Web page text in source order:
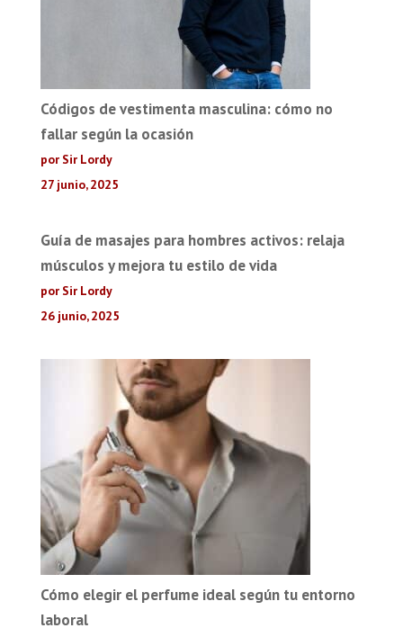
Códigos de vestimenta masculina: cómo no
fallar según la ocasión
por Sir Lordy
27 junio, 2025
Guía de masajes para hombres activos: relaja
músculos y mejora tu estilo de vida
por Sir Lordy
26 junio, 2025
Cómo elegir el perfume ideal según tu entorno
laboral